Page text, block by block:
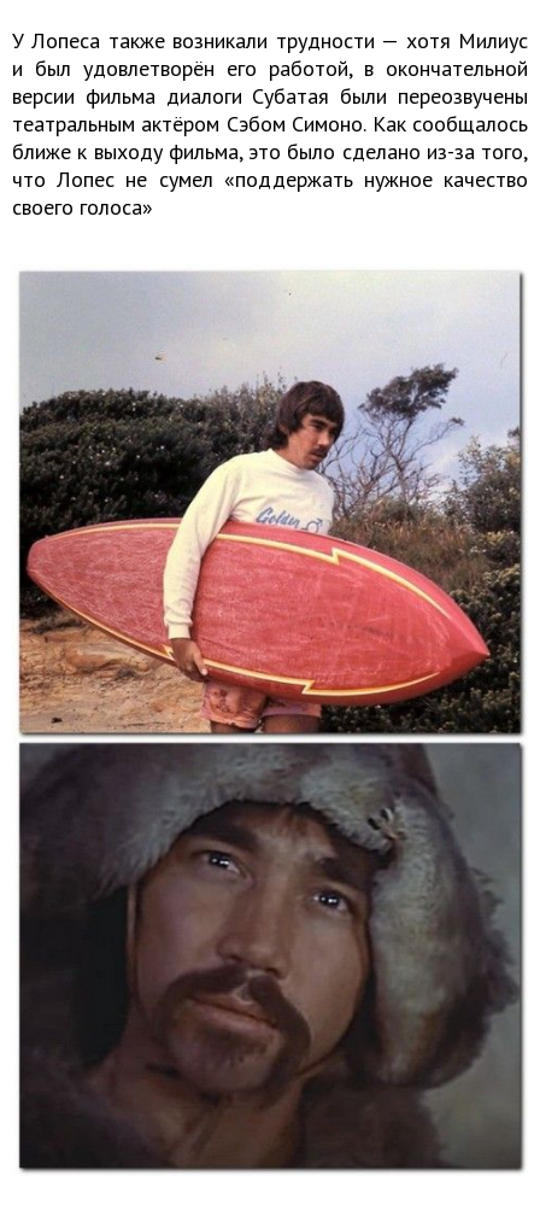
У Лопеса также возникали трудности — хотя Милиус
и был удовлетворён его работой, в окончательной
версии фильма диалоги Субатая были переозвучены
театральным актёром Сэбом Симоно. Как сообщалось
ближе к выходу фильма, это было сделано из-за того,
что Лопес не сумел «поддержать нужное качество
своего голоса»